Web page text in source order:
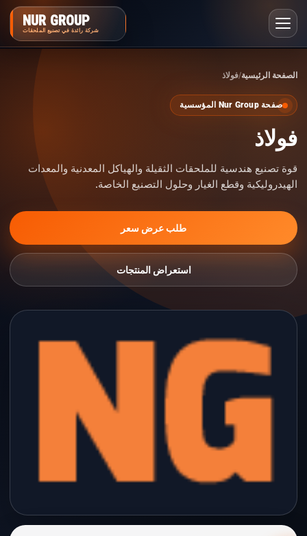
NUR GROUP
شركة رائدة في تصنيع الملحقات
الصفحة الرئيسية فولاذ
صفحة Nur Group المؤسسية
فولاذ
قوة تصنيع هندسية للملحقات الثقيلة والهياكل المعدنية والمعدات
الهيدروليكية وقطع الغيار وحلول التصنيع الخاصة.
طلب عرض سعر
استعراض المنتجات